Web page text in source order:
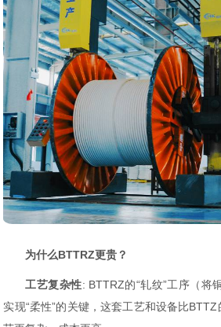
为什么BTTRZ更贵？
工艺复杂性: BTTRZ的“轧纹”工序（将
实现“柔性”的关键，这套工艺和设备比